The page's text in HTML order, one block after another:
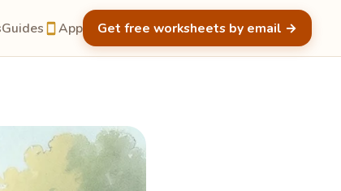
Guides App Get free worksheets by email →